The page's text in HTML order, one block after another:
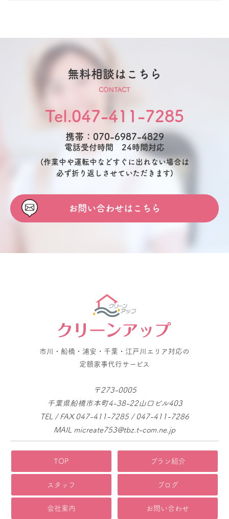
無料相談はこちら
CONTACT
Tel.047-411-7285
携帯：070-6987-4829
電話受付時間 24時間対応
(作業中や運転中などすぐに出れない場合は
必ず折り返しさせていただきます)
お問い合わせはこちら
市川・船橋・浦安・千葉・江戸川エリア対応の
定額家事代行サービス
〒273-0005
千葉県船橋市本町4-38-22山口ビル403
TEL / FAX 047-411-7285 / 047-411-7286
MAIL micreate753@tbz.t-com.ne.jp
TOP プラン紹介
スタッフ ブログ
会社案内 お問い合わせ